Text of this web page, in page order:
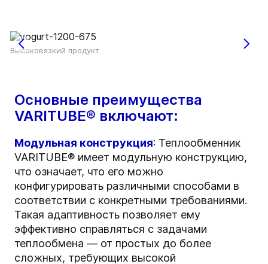
Высоковязкий продукт
Основные преимущества
VARITUBE® включают:
Модульная конструкция: Теплообменник
VARITUBE® имеет модульную конструкцию,
что означает, что его можно
конфигурировать различными способами в
соответствии с конкретными требованиями.
Такая адаптивность позволяет ему
эффективно справляться с задачами
теплообмена — от простых до более
сложных, требующих высокой